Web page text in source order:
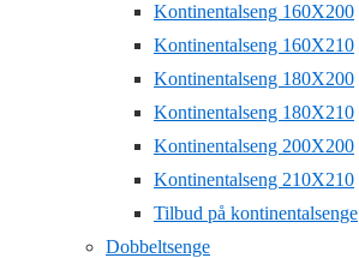
Kontinentalseng 160X200
Kontinentalseng 160X210
Kontinentalseng 180X200
Kontinentalseng 180X210
Kontinentalseng 200X200
Kontinentalseng 210X210
Tilbud på kontinentalsenge
Dobbeltsenge